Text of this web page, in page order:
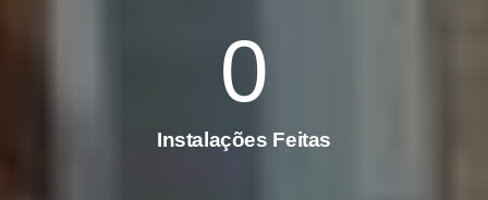
0
Instalações Feitas